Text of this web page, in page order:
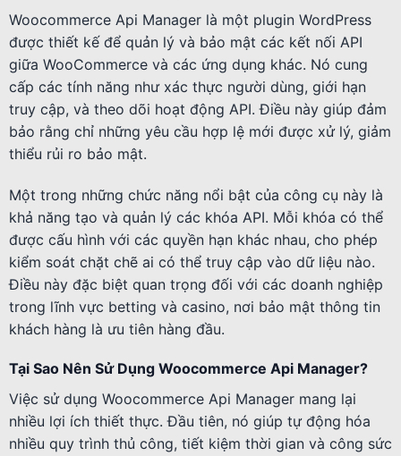
Woocommerce Api Manager là một plugin WordPress
được thiết kế để quản lý và bảo mật các kết nối API
giữa WooCommerce và các ứng dụng khác. Nó cung
cấp các tính năng như xác thực người dùng, giới hạn
truy cập, và theo dõi hoạt động API. Điều này giúp đảm
bảo rằng chỉ những yêu cầu hợp lệ mới được xử lý, giảm
thiểu rủi ro bảo mật.
Một trong những chức năng nổi bật của công cụ này là
khả năng tạo và quản lý các khóa API. Mỗi khóa có thể
được cấu hình với các quyền hạn khác nhau, cho phép
kiểm soát chặt chẽ ai có thể truy cập vào dữ liệu nào.
Điều này đặc biệt quan trọng đối với các doanh nghiệp
trong lĩnh vực betting và casino, nơi bảo mật thông tin
khách hàng là ưu tiên hàng đầu.
Tại Sao Nên Sử Dụng Woocommerce Api Manager?
Việc sử dụng Woocommerce Api Manager mang lại
nhiều lợi ích thiết thực. Đầu tiên, nó giúp tự động hóa
nhiều quy trình thủ công, tiết kiệm thời gian và công sức